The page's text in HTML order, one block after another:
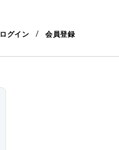
ログイン 会員登録